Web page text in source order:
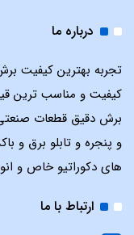
درباره ما
تجربه بهترین کیفیت برش
کیفیت و مناسب ترین
برش دقیق قطعات
و پنجره و تابلو برق
های دکوراتیو خاص و
ارتباط با ما